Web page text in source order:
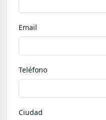
Email
Teléfono
Ciudad